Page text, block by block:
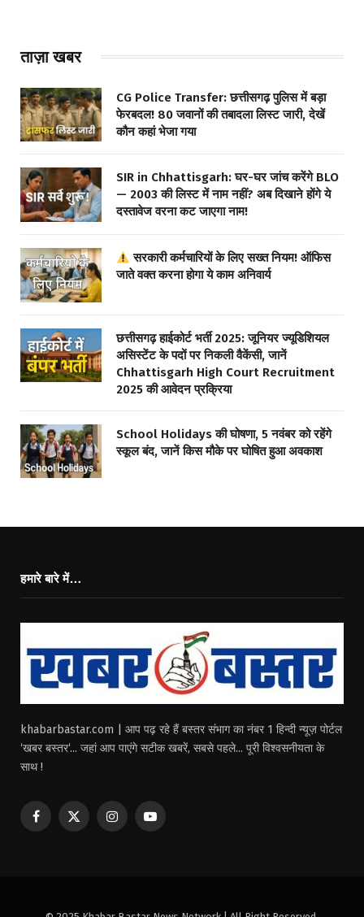
ताज़ा खबर
CG Police Transfer: छत्तीसगढ़ पुलिस में बड़ा
फेरबदल! 80 जवानों की तबादला लिस्ट जारी, देखें
कौन कहां भेजा गया
SIR in Chhattisgarh: घर-घर जांच करेंगे BLO
— 2003 की लिस्ट में नाम नहीं? अब दिखाने होंगे ये
दस्तावेज वरना कट जाएगा नाम!
सरकारी कर्मचारियों के लिए सख्त नियम! ऑफिस
जाते वक्त करना होगा ये काम अनिवार्य
छत्तीसगढ़ हाईकोर्ट भर्ती 2025: जूनियर ज्यूडिशियल
असिस्टेंट के पदों पर निकली वैकेंसी, जानें
Chhattisgarh High Court Recruitment
2025 की आवेदन प्रक्रिया
School Holidays की घोषणा, 5 नवंबर को रहेंगे
स्कूल बंद, जानें किस मौके पर घोषित हुआ अवकाश
हमारे बारे में…
khabarbastar.com | आप पढ़ रहे हैं बस्तर संभाग का नंबर 1 हिन्दी न्यूज़ पोर्टल
‘खबर बस्तर‘... जहां आप पाएंगे सटीक खबरें, सबसे पहले... पूरी विश्वसनीयता के
साथ !
Facebook
X
InstagramYouTube